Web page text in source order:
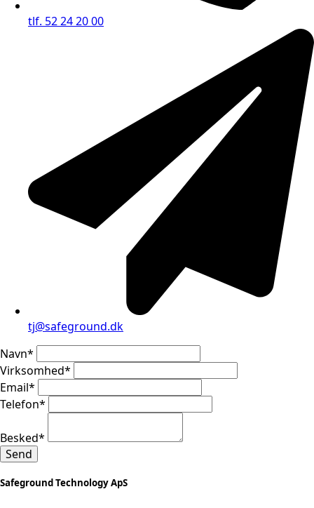
tlf. 52 24 20 00
tj@safeground.dk
Navn*
Virksomhed*
Email*
Telefon*
Besked*
Send
Safeground Technology ApS